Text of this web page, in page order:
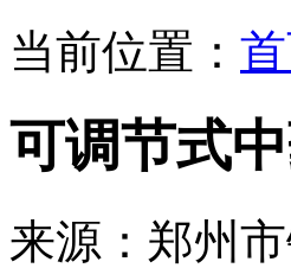
当前位置：
可调节式
来源：郑州